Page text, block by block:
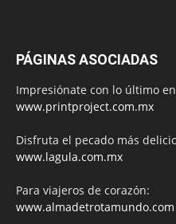
PÁGINAS ASOCIADAS
Impresiónate con lo último
www.printproject.com.mx
Disfruta el pecado más
www.lagula.com.mx
Para viajeros de corazón:
www.almadetrotamundo.com